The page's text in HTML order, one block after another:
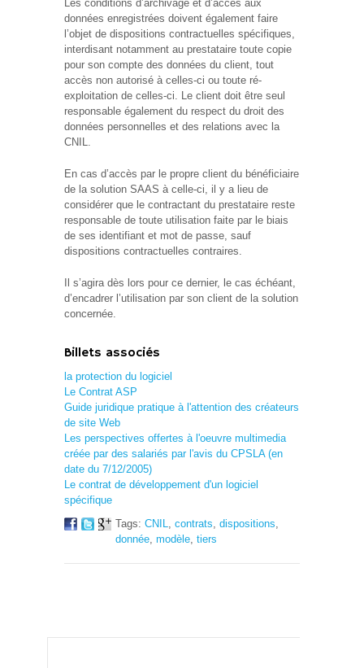
Les conditions d’archivage et d’accès aux
données enregistrées doivent également faire
l’objet de dispositions contractuelles spécifiques,
interdisant notamment au prestataire toute copie
pour son compte des données du client, tout
accès non autorisé à celles-ci ou toute ré-
exploitation de celles-ci. Le client doit être seul
responsable également du respect du droit des
données personnelles et des relations avec la
CNIL.
En cas d’accès par le propre client du bénéficiaire
de la solution SAAS à celle-ci, il y a lieu de
considérer que le contractant du prestataire reste
responsable de toute utilisation faite par le biais
de ses identifiant et mot de passe, sauf
dispositions contractuelles contraires.
Il s’agira dès lors pour ce dernier, le cas échéant,
d’encadrer l’utilisation par son client de la solution
concernée.
Billets associés
la protection du logiciel
Le Contrat ASP
Guide juridique pratique à l'attention des créateurs
de site Web
Les perspectives offertes à l'oeuvre multimedia
créée par des salariés par l'avis du CPSLA (en
date du 7/12/2005)
Le contrat de développement d'un logiciel
spécifique
Tags: CNIL, contrats, dispositions,
donnée, modèle, tiers